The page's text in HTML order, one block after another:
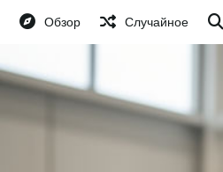
Обзор Случайное